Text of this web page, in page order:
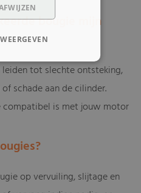
bougie mijn
leiden tot slechte ontsteking,
schade aan de cilinder.
compatibel is met jouw motor
op vervuiling, slijtage en